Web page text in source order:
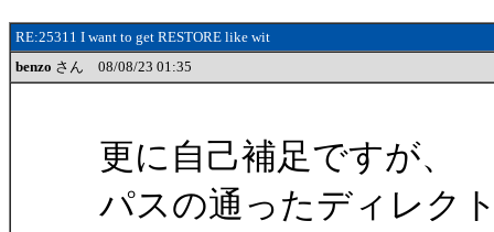
RE:25311 I want to get RESTORE like wit
benzo さん 08/08/23 01:35
更に自己補足ですが、
パスの通ったディレク